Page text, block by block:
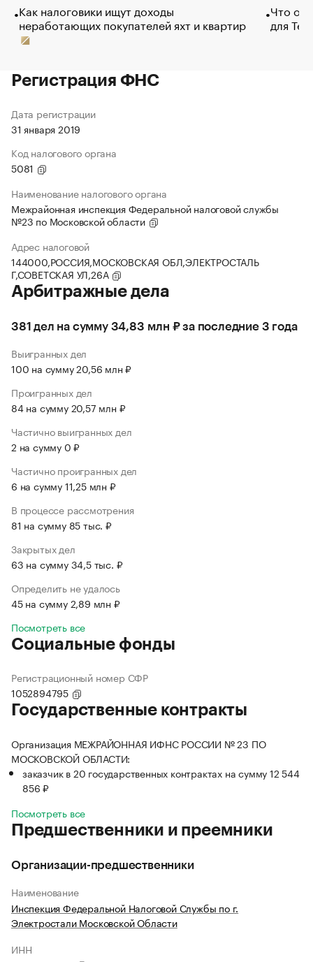
Как налоговики ищут доходы
неработающих покупателей яхт и квартир
Что
для
Регистрация ФНС
Дата регистрации
31 января 2019
Код налогового органа
5081
Наименование налогового органа
Межрайонная инспекция Федеральной налоговой службы
№23 по Московской области
Адрес налоговой
144000,РОССИЯ,МОСКОВСКАЯ ОБЛ,ЭЛЕКТРОСТАЛЬ
Г,СОВЕТСКАЯ УЛ,26А
Арбитражные дела
381 дел на сумму 34,83 млн ₽ за последние 3 года
Выигранных дел
100 на сумму 20,56 млн ₽
Проигранных дел
84 на сумму 20,57 млн ₽
Частично выигранных дел
2 на сумму 0 ₽
Частично проигранных дел
6 на сумму 11,25 млн ₽
В процессе рассмотрения
81 на сумму 85 тыс. ₽
Закрытых дел
63 на сумму 34,5 тыс. ₽
Определить не удалось
45 на сумму 2,89 млн ₽
Посмотреть все
Социальные фонды
Регистрационный номер СФР
1052894795
Государственные контракты
Организация МЕЖРАЙОННАЯ ИФНС РОССИИ № 23 ПО
МОСКОВСКОЙ ОБЛАСТИ:
заказчик в 20 государственных контрактах на сумму 12 544
856 ₽
Посмотреть все
Предшественники и преемники
Организации-предшественники
Наименование
Инспекция Федеральной Налоговой Службы по г.
Электростали Московской Области
ИНН